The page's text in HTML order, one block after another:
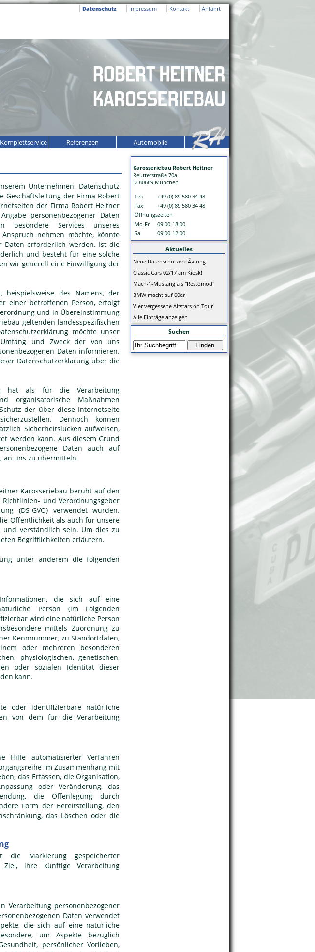
Anfahrt
Kontakt
Impressum
Datenschutz
Referenzen Automobile
Unternehmen. Datenschutz
Geschäftsleitung der Firma Robert
der Firma Robert Heitner
personenbezogener Daten
besondere Services unseres
nehmen möchte, könnte
Daten erforderlich werden. Ist die
und besteht für eine solche
wir generell eine Einwilligung der
beispielsweise des Namens, der
einer betroffenen Person, erfolgt
und in Übereinstimmung
geltenden landesspezifischen
möchte unser
und Zweck der von uns
Daten informieren.
Datenschutzerklärung über die
hat als für die Verarbeitung
organisatorische Maßnahmen
der über diese Internetseite
Dennoch können
Sicherheitslücken aufweisen,
werden kann. Aus diesem Grund
Daten auch auf
an uns zu übermitteln.
Karosseriebau beruht auf den
und Verordnungsgeber
(DS-GVO) verwendet wurden.
Öffentlichkeit als auch für unsere
verständlich sein. Um dies zu
Begrifflichkeiten erläutern.
unter anderem die folgenden
die sich auf eine
Person (im Folgenden
wird eine natürliche Person
mittels Zuordnung zu
Kennnummer, zu Standortdaten,
oder mehreren besonderen
physiologischen, genetischen,
oder sozialen Identität dieser
kann.
oder identifizierbare natürliche
von dem für die Verarbeitung
Hilfe automatisierter Verfahren
im Zusammenhang mit
das Erfassen, die Organisation,
oder Veränderung, das
die Offenlegung durch
Form der Bereitstellung, den
das Löschen oder die
die Markierung gespeicherter
ihre künftige Verarbeitung
Verarbeitung personenbezogener
Daten verwendet
die sich auf eine natürliche
um Aspekte bezüglich
persönlicher Vorlieben,
Karosseriebau Robert Heitner
Reutterstraße 70a
D-80689 München
Tel:
+49 (0) 89 580 34 48
Fax:
+49 (0) 89 580 34 48
Öffnungszeiten
Mo-Fr
09:00-18:00
Sa
09:00-12:00
Aktuelles
Neue DatenschutzerklÃ¤rung
Classic Cars 02/17 am Kiosk!
Mach-1-Mustang als "Restomod"
BMW macht auf 60er
Vier vergessene Altstars on Tour
Alle Einträge anzeigen
Suchen